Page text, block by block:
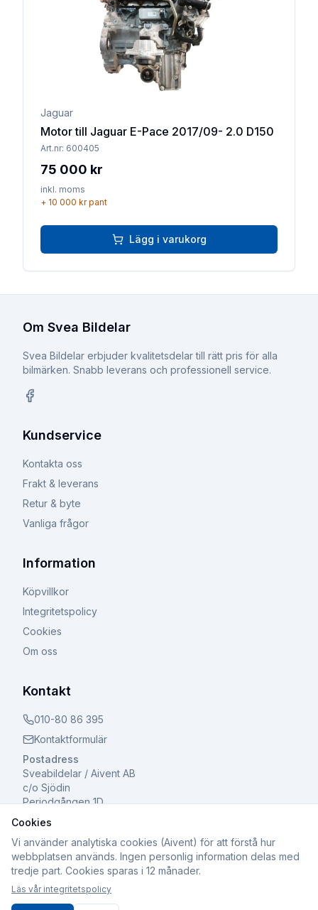
Jaguar
Motor till Jaguar E-Pace 2017/09- 2.0 D150
Art.nr: 600405
75 000 kr
inkl. moms
+ 10 000 krpant
Lägg i varukorg
Om Svea Bildelar
Svea Bildelar erbjuder kvalitetsdelar till rätt pris för alla
bilmärken. Snabb leverans och professionell service.
Kundservice
Kontakta oss
Frakt & leverans
Retur & byte
Vanliga frågor
Information
Köpvillkor
Integritetspolicy
Cookies
Om oss
Kontakt
010-80 86 395
Kontaktformulär
Postadress
Sveabildelar / Aivent AB
c/o Sjödin
Periodgången 1D
611 37 Nyköping
©2026Sveabildelar / Aivent AB. Alla rättigheter
Cookies
Vi använder analytiska cookies (Aivent) för att förstå hur
webbplatsen används. Ingen personlig information delas med
tredje part. Cookies sparas i 12 månader.
Läs vår integritetspolicy